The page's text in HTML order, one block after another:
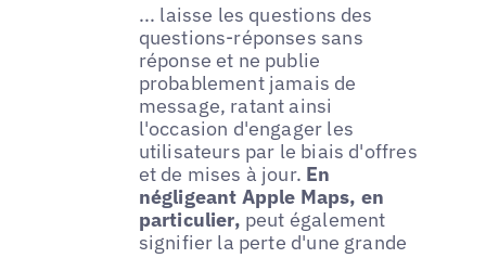
... laisse les questions des
questions-réponses sans
réponse et ne publie
probablement jamais de
message, ratant ainsi
l'occasion d'engager les
utilisateurs par le biais d'offres
et de mises à jour. En
négligeant Apple Maps, en
particulier, peut également
signifier la perte d'une grande